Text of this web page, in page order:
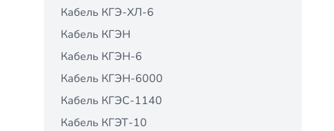
Кабель КГЭ-ХЛ-6
Кабель КГЭН
Кабель КГЭН-6
Кабель КГЭН-6000
Кабель КГЭС-1140
Кабель КГЭТ-10